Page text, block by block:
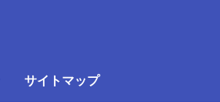
サイトマップ